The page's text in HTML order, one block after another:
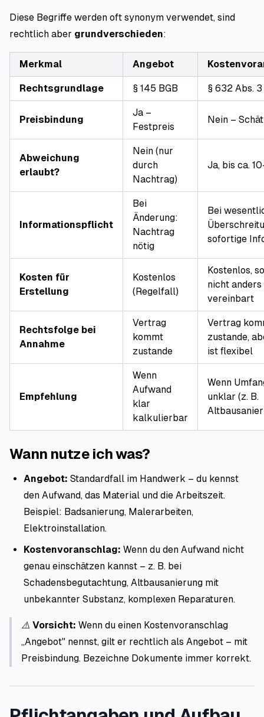
Diese Begriffe werden oft synonym verwendet, sind
rechtlich aber grundverschieden:
Merkmal Angebot
Rechtsgrundlage § 145 BGB § 632 Abs. 3
Preisbindung
Ja –
Festpreis
Nein –
Abweichung
erlaubt?
Nein (nur
durch
Nachtrag)
Ja, bis ca.
Informationspflicht
Bei
Änderung:
Nachtrag
nötig
Bei
sofortige
Kosten für
Erstellung
Kostenlos
(Regelfall)
Kostenlos,
nicht anders
vereinbart
Rechtsfolge bei
Annahme
Vertrag
kommt
zustande
Vertrag
zustande,
ist flexibel
Empfehlung
Wenn
Aufwand
klar
kalkulierbar
Wenn
unklar (z. B.
Wann nutze ich was?
Angebot: Standardfall im Handwerk – du kennst
den Aufwand, das Material und die Arbeitszeit.
Beispiel: Badsanierung, Malerarbeiten,
Elektroinstallation.
Kostenvoranschlag: Wenn du den Aufwand nicht
genau einschätzen kannst – z. B. bei
Schadensbegutachtung, Altbausanierung mit
unbekannter Substanz, komplexen Reparaturen.
⚠️ Vorsicht: Wenn du einen Kostenvoranschlag
„Angebot" nennst, gilt er rechtlich als Angebot – mit
Preisbindung. Bezeichne Dokumente immer korrekt.